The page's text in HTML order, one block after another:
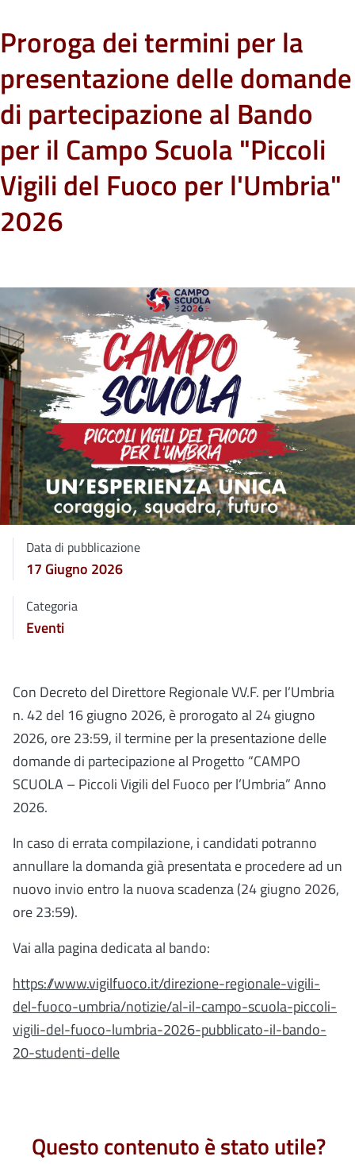
Proroga dei termini per la
presentazione delle domande
di partecipazione al Bando
per il Campo Scuola "Piccoli
Vigili del Fuoco per l'Umbria"
2026
Data di pubblicazione
17 Giugno 2026
Categoria
Eventi
Con Decreto del Direttore Regionale VV.F. per l’Umbria
n. 42 del 16 giugno 2026, è prorogato al 24 giugno
2026, ore 23:59, il termine per la presentazione delle
domande di partecipazione al Progetto “CAMPO
SCUOLA – Piccoli Vigili del Fuoco per l’Umbria” Anno
2026.
In caso di errata compilazione, i candidati potranno
annullare la domanda già presentata e procedere ad un
nuovo invio entro la nuova scadenza (24 giugno 2026,
ore 23:59).
Vai alla pagina dedicata al bando:
https://www.vigilfuoco.it/direzione-regionale-vigili-
del-fuoco-umbria/notizie/al-il-campo-scuola-piccoli-
vigili-del-fuoco-lumbria-2026-pubblicato-il-bando-
20-studenti-delle
Questo contenuto è stato utile?